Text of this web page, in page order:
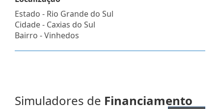
Estado - Rio Grande do Sul
Cidade - Caxias do Sul
Bairro -Vinhedos
Simuladores de Financiamento